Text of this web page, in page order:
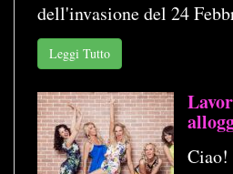
dell'invasione del 24
Leggi Tutto
Ciao!